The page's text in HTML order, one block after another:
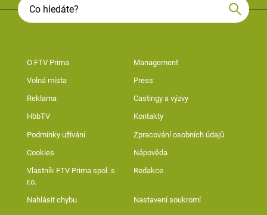
O FTV Prima Management
Volná místa Press
Reklama Castingy a výzvy
HbbTV Kontakty
Podmínky užívání Zpracování osobních údajů
Cookies Nápověda
Vlastník FTV Prima spol. s
r.o.
Redakce
Nahlásit chybu Nastavení soukromí